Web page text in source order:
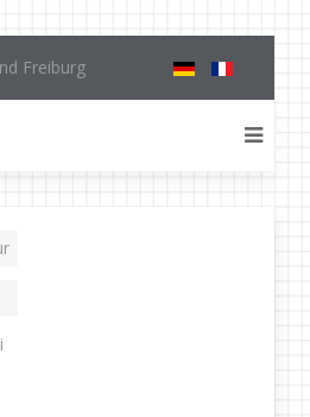
Freiburg